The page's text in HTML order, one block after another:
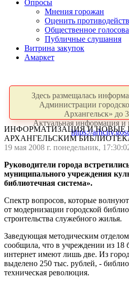
Опросы
Мнения горожан
Оценить
Общественное
Публичные слушания
Витрина закупок
Амаркет
Здесь размещалась
Администрации
Архангельск» до
Актуальная информация и
https://
ИНФОРМАТИЗАЦИЯ И НОВЫЕ
АРХАНГЕЛЬСКИМ
19 мая 2008 г. понедельник,
Руководители города
муниципального учреждения
библиотечная система».
Спектр вопросов, которые
от модернизации городской
строительства служебного жилья.
Заведующая методическим
сообщила, что в учреждении из 18
интернет имеют лишь две. Из
выделено 250 тыс. рублей, -
техническая революция.